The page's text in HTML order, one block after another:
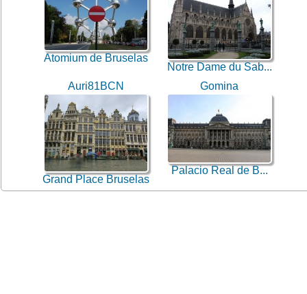
Atomium de Bruselas
Notre Dame du Sab...
Auri81BCN
Grand Place Bruselas
Gomina
Palacio Real de B...